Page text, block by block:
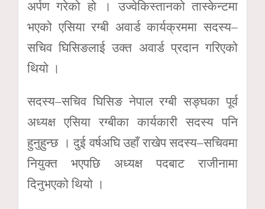
अर्पण गरेको हो । उज्वेकिस्तानको तास्केन्टमा
भएको एसिया रग्बी अवार्ड कार्यक्रममा सदस्य–
सचिव घिसिङलाई उक्त अवार्ड प्रदान गरिएको
थियो ।
सदस्य–सचिव घिसिङ नेपाल रग्बी सङ्घका पूर्व
अध्यक्ष एसिया रग्बीका कार्यकारी सदस्य पनि
हुनुहुन्छ । दुई वर्षअघि उहाँ राखेप सदस्य–सचिवमा
नियुक्त भएपछि अध्यक्ष पदबाट राजीनामा
दिनुभएको थियो ।